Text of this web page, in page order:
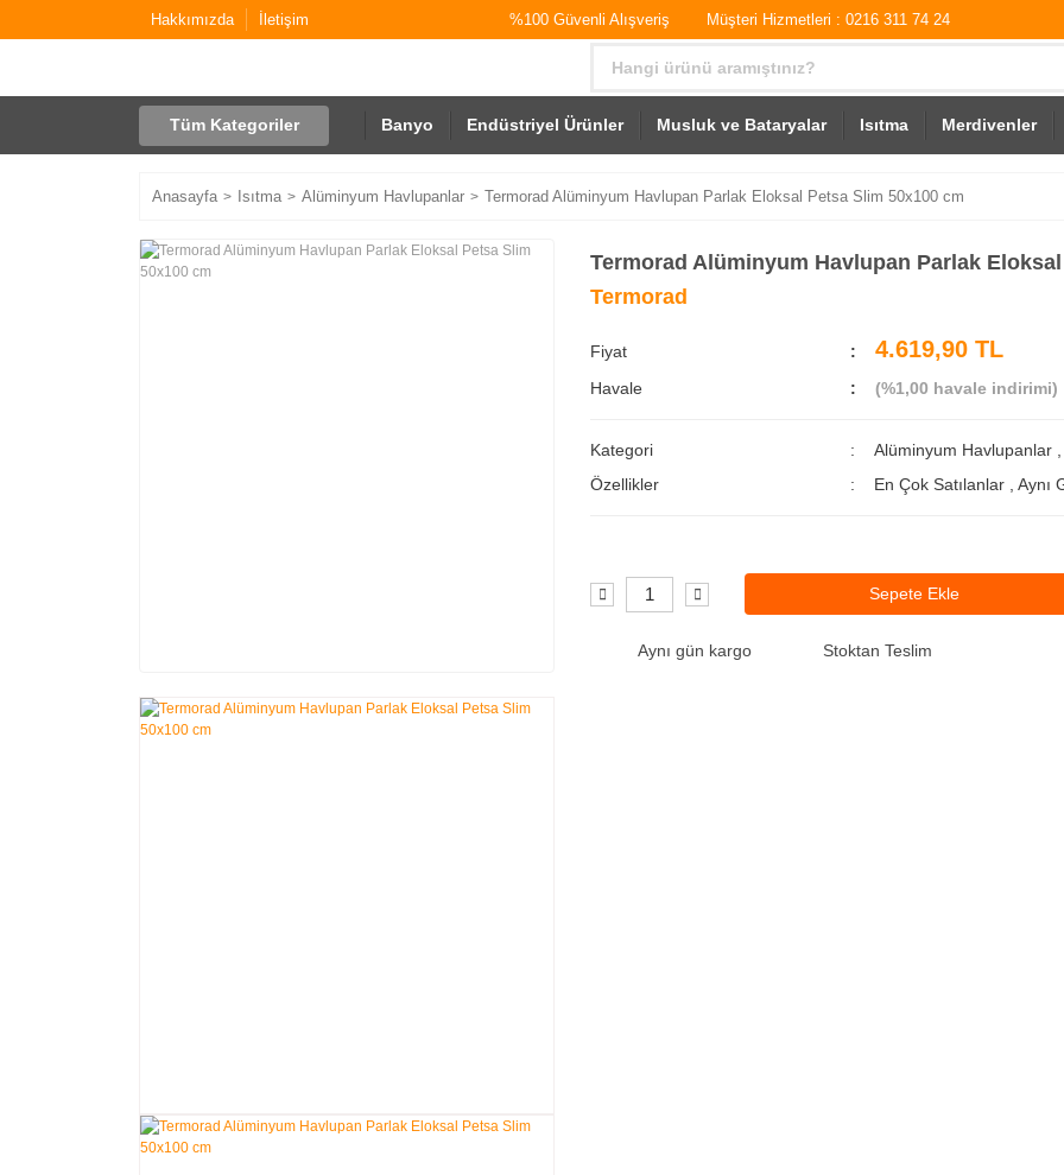
Hakkımızda İletişim %100 Güvenli Alışveriş Müşteri Hizmetleri : 0216 311 74 24
Tüm Kategoriler Banyo Endüstriyel Ürünler Musluk ve Bataryalar Isıtma Merdivenler
Anasayfa Isıtma Alüminyum Havlupanlar Termorad Alüminyum Havlupan Parlak Eloksal Petsa Slim 50x100 cm
Termorad Alüminyum Havlupan Parlak
Termorad
Fiyat 4.619,90 TL
Havale (%1,00 havale indirimi)
Kategori Alüminyum Havlupanlar
Özellikler
En Çok Satılanlar Aynı
Sepete Ekle
Aynı gün kargo Stoktan Teslim